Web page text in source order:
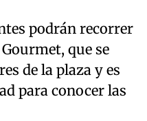
podrán recorrer
que se
de la plaza y es
para conocer las